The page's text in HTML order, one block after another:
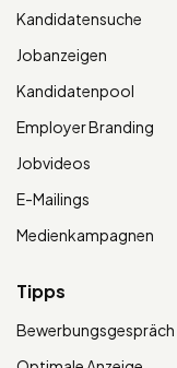
Kandidatensuche
Jobanzeigen
Kandidatenpool
Employer Branding
Jobvideos
E-Mailings
Medienkampagnen
Tipps
Bewerbungsgespräch